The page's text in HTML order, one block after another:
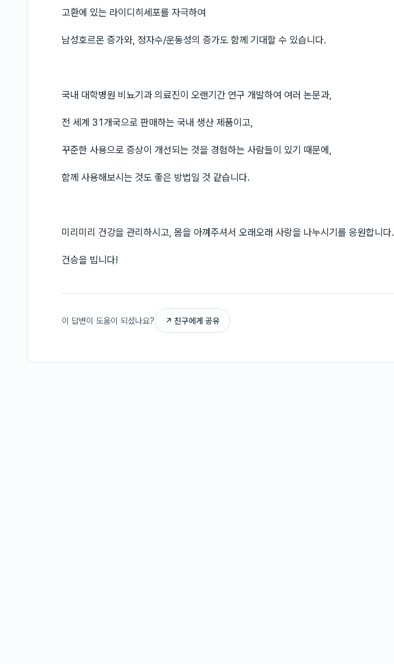
고환에 있는 라이디히세포를 자극하여
남성호르몬 증가와, 정자수/운동성의 증가도 함께 기대할 수 있습니다.
국내 대학병원 비뇨기과 의료진이 오랜기간 연구 개발하여 여러 논문과,
전 세계 31개국으로 판매하는 국내 생산 제품이고,
꾸준한 사용으로 증상이 개선되는 것을 경험하는 사람들이 있기 때문에,
함께 사용해보시는 것도 좋은 방법일 것 같습니다.
미리미리 건강을 관리하시고, 몸을 아껴주셔서 오래오래 사랑을 나누시기를 응원합니다.
건승을 빕니다!
이 답변이 도움이 되셨나요? ↗ 친구에게 공유